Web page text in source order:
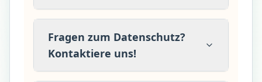
Fragen zum Datenschutz?
Kontaktiere uns!